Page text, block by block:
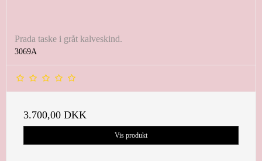
Prada taske i gråt kalveskind.
3069A
3.700,00 DKK
Vis produkt